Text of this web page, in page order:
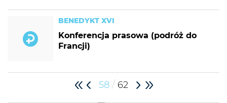
BENEDYKT XVI
Konferencja prasowa (podróż do
Francji)
58 / 62